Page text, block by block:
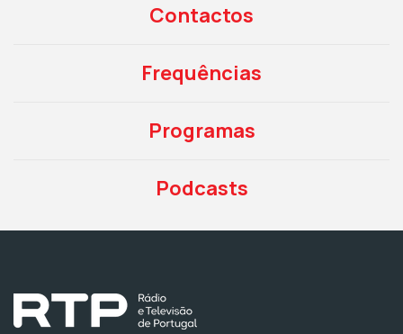
Contactos
Frequências
Programas
Podcasts